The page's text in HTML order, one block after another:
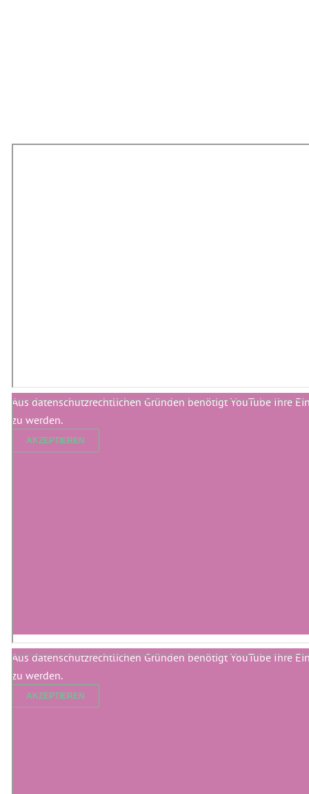
Aus datenschutzrechtlichen Gründen benötigt YouTube Ihre
zu werden.
AKZEPTIEREN
Aus datenschutzrechtlichen Gründen benötigt YouTube Ihre
zu werden.
AKZEPTIEREN